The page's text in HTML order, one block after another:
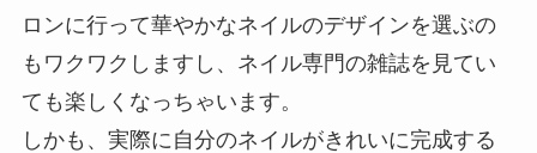
ロンに行って華やかなネイルのデザインを選ぶの
もワクワクしますし、ネイル専門の雑誌を見てい
ても楽しくなっちゃいます。
しかも、実際に自分のネイルがきれいに完成する